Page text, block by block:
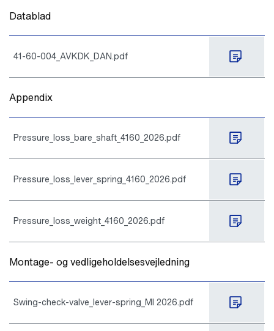
Datablad
41-60-004_AVKDK_DAN.pdf
Appendix
Pressure_loss_bare_shaft_4160_2026.pdf
Pressure_loss_lever_spring_4160_2026.pdf
Pressure_loss_weight_4160_2026.pdf
Montage- og vedligeholdelsesvejledning
Swing-check-valve_lever-spring_MI 2026.pdf